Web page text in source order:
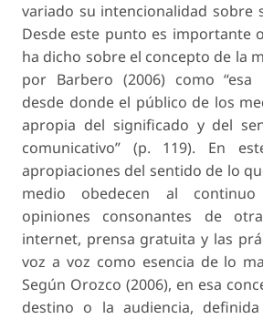
variado su intencionalidad sobre
Desde este punto es importante
ha dicho sobre el concepto de la
por Barbero (2006) como “esa
desde donde el público de los
apropia del significado y del
comunicativo” (p. 119). En
apropiaciones del sentido de lo
medio obedecen al
opiniones consonantes de
internet, prensa gratuita y las
voz a voz como esencia de lo
Según Orozco (2006), en esa
destino o la audiencia,